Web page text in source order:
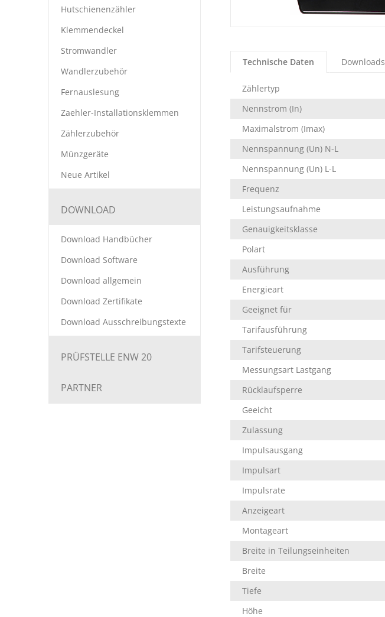
Hutschienenzähler
Klemmendeckel
Stromwandler
Wandlerzubehör
Fernauslesung
Zaehler-Installationsklemmen
Zählerzubehör
Münzgeräte
Neue Artikel
DOWNLOAD
Download Handbücher
Download Software
Download allgemein
Download Zertifikate
Download Ausschreibungstexte
PRÜFSTELLE ENW 20
PARTNER
Technische Daten Downloads
Zählertyp
Nennstrom (In)
Maximalstrom (Imax)
Nennspannung (Un) N-L
Nennspannung (Un) L-L
Frequenz
Leistungsaufnahme
Genauigkeitsklasse
Polart
Ausführung
Energieart
Geeignet für
Tarifausführung
Tarifsteuerung
Messungsart Lastgang
Rücklaufsperre
Geeicht
Zulassung
Impulsausgang
Impulsart
Impulsrate
Anzeigeart
Montageart
Breite in Teilungseinheiten
Breite
Tiefe
Höhe